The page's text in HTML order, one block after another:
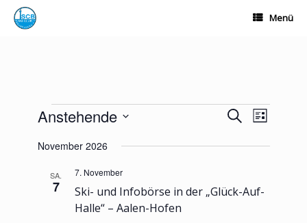
Inhalt
springen
Menü
Veranstaltungen
Veranstaltungen
Suche
Ansichten,
Suche
Ansichten-
Liste
Anstehende
wählen.
November 2026
SA.
7
Ski- und Infobörse in der „Glück-Auf-
Halle“ – Aalen-Hofen
7. November